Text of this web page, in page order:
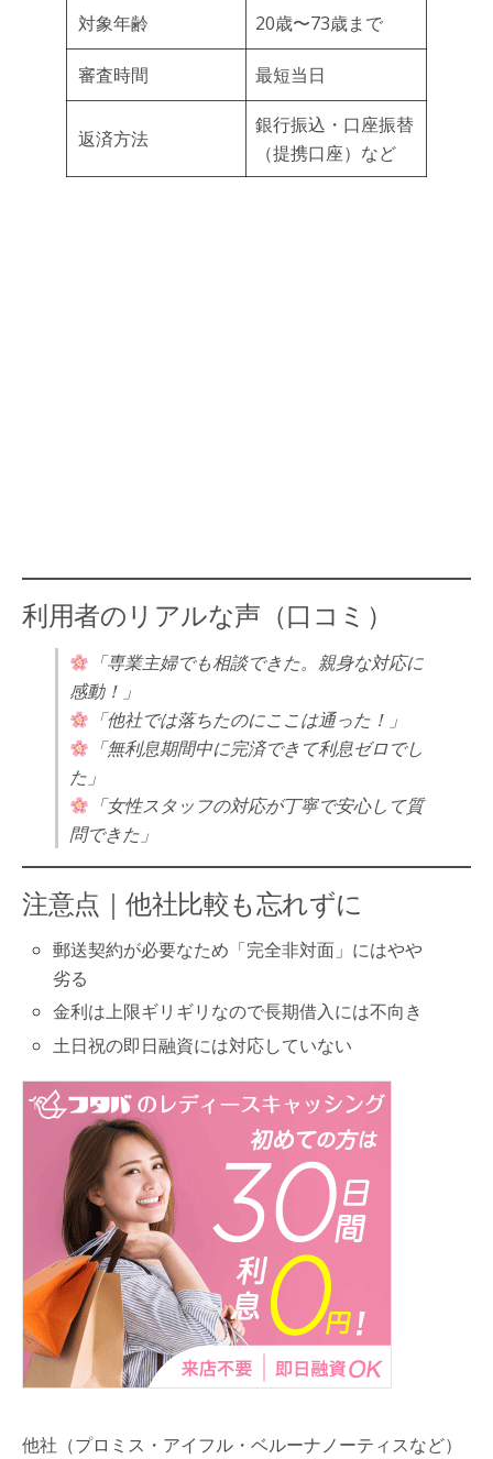
対象年齢 20歳〜73歳まで
審査時間 最短当日
返済方法
銀行振込・口座振替
（提携口座）など
利用者のリアルな声（口コミ）
「専業主婦でも相談できた。親身な対応に
感動！」
「他社では落ちたのにここは通った！」
「無利息期間中に完済できて利息ゼロでし
た」
「女性スタッフの対応が丁寧で安心して質
問できた」
注意点｜他社比較も忘れずに
郵送契約が必要なため「完全非対面」にはやや
劣る
金利は上限ギリギリなので長期借入には不向き
土日祝の即日融資には対応していない
他社（プロミス・アイフル・ベルーナノーティスなど）